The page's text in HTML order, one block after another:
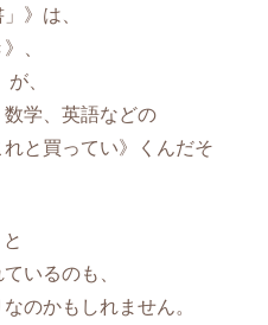
》は、
、
、
数学、英語などの
と買ってい》くんだそ
いるのも、
のかもしれません。